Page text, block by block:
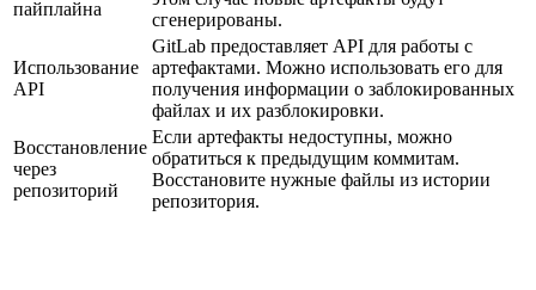
пайплайна
сгенерированы.
Использование
API
GitLab предоставляет API для работы с
артефактами. Можно использовать его для
получения информации о заблокированных
файлах и их разблокировки.
Восстановление
через
репозиторий
Если артефакты недоступны, можно
обратиться к предыдущим коммитам.
Восстановите нужные файлы из истории
репозитория.